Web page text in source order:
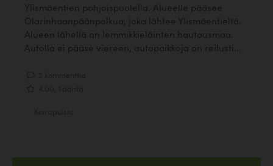
Ylismäentien pohjoispuolella. Alueelle pääsee
Olarinhaanpäänpolkua, joka lähtee Ylismäentieltä.
Alueen lähellä on lemmikkieläinten hautausmaa.
Autolla ei pääse viereen, autopaikkoja on reilusti...